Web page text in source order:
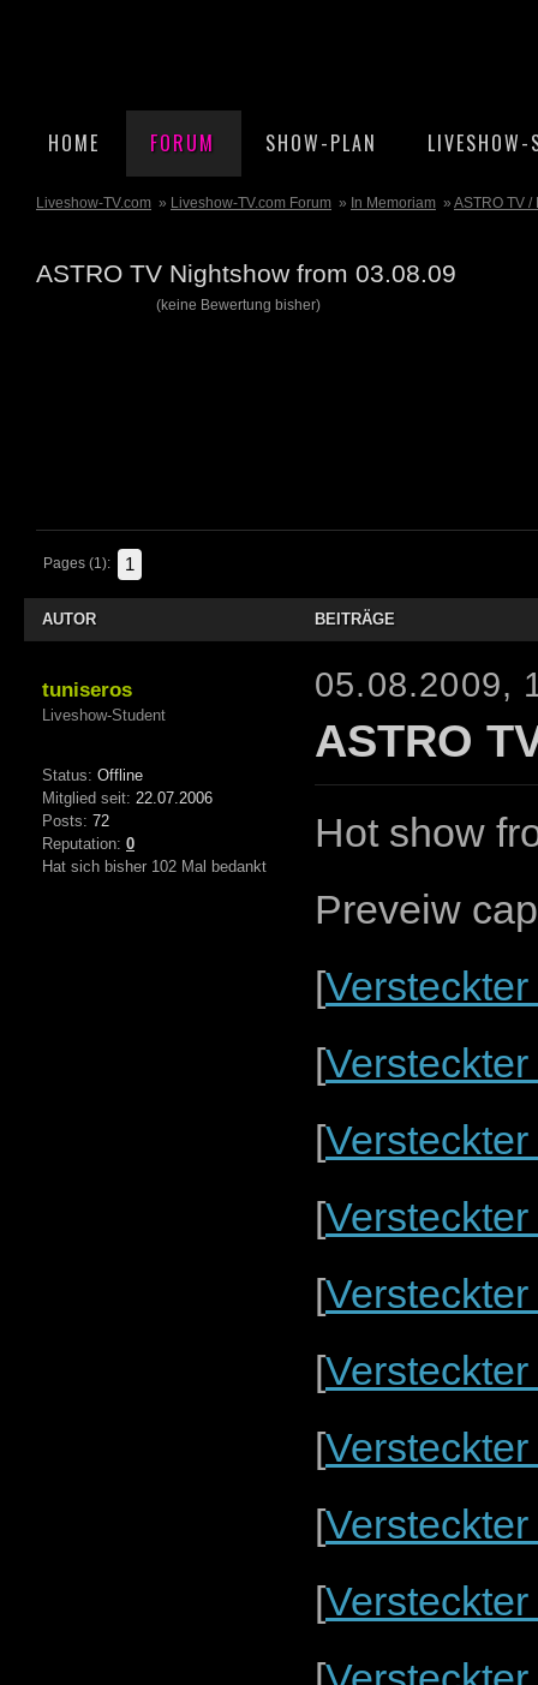
HOME FORUM SHOW-PLAN LIVESHOW-
Liveshow-TV.com » Liveshow-TV.com Forum » In Memoriam » ASTRO TV
ASTRO TV Nightshow from 03.08.09
(keine Bewertung bisher)
Pages (1): 1
AUTOR BEITRÄGE
tuniseros
Liveshow-Student
Status: Offline
Mitglied seit: 22.07.2006
Posts: 72
Reputation: 0
Hat sich bisher 102 Mal bedankt
05.08.2009,
ASTRO
Hot show
Preveiw
[
[
[
[
[
[
[
[
[